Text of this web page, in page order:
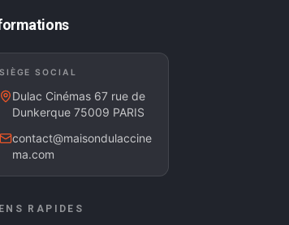
SIÈGE SOCIAL
Dulac Cinémas 67 rue de
Dunkerque 75009 PARIS
contact@maisondulaccine
ma.com
RAPIDES